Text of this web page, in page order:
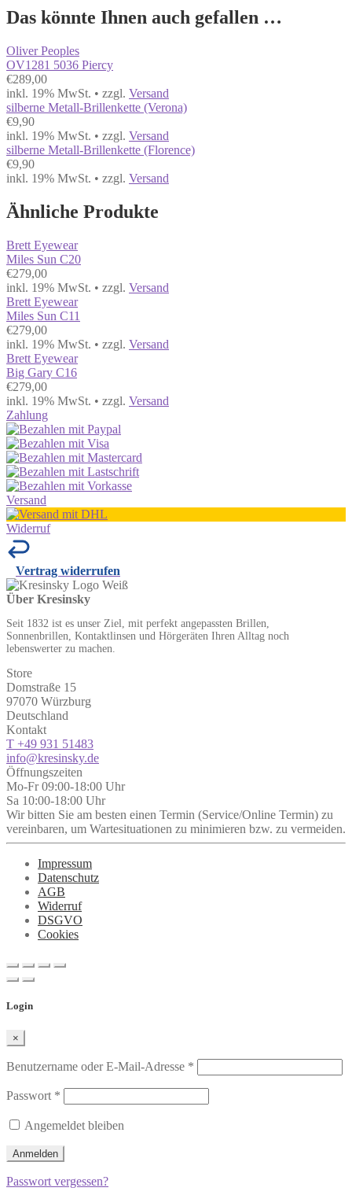
Das könnte Ihnen auch gefallen …
Oliver Peoples
OV1281 5036 Piercy
€289,00
inkl. 19% MwSt. • zzgl. Versand
silberne Metall-Brillenkette (Verona)
€9,90
inkl. 19% MwSt. • zzgl. Versand
silberne Metall-Brillenkette (Florence)
€9,90
inkl. 19% MwSt. • zzgl. Versand
Ähnliche Produkte
Brett Eyewear
Miles Sun C20
€279,00
inkl. 19% MwSt. • zzgl. Versand
Brett Eyewear
Miles Sun C11
€279,00
inkl. 19% MwSt. • zzgl. Versand
Brett Eyewear
Big Gary C16
€279,00
inkl. 19% MwSt. • zzgl. Versand
Zahlung
Versand
Widerruf
Vertrag widerrufen
Über Kresinsky
Seit 1832 ist es unser Ziel, mit perfekt angepassten Brillen,
Sonnenbrillen, Kontaktlinsen und Hörgeräten Ihren Alltag noch
lebenswerter zu machen.
Store
Domstraße 15
97070 Würzburg
Deutschland
Kontakt
T +49 931 51483
info@kresinsky.de
Öffnungszeiten
Mo-Fr 09:00-18:00 Uhr
Sa 10:00-18:00 Uhr
Wir bitten Sie am besten einen Termin (Service/Online Termin) zu
vereinbaren, um Wartesituationen zu minimieren bzw. zu vermeiden.
Impressum
Datenschutz
AGB
Widerruf
DSGVO
Cookies
Login
×
Benutzername oder E-Mail-Adresse *
Passwort *
Angemeldet bleiben
Anmelden
Passwort vergessen?